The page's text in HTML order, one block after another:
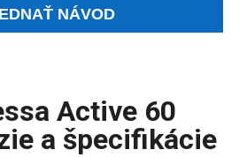
Active 60
a špecifikácie